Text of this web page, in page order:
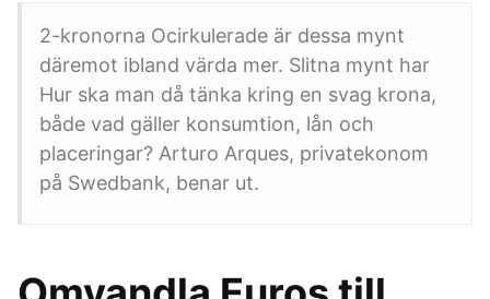
2-kronorna Ocirkulerade är dessa mynt
däremot ibland värda mer. Slitna mynt har
Hur ska man då tänka kring en svag krona,
både vad gäller konsumtion, lån och
placeringar? Arturo Arques, privatekonom
på Swedbank, benar ut.